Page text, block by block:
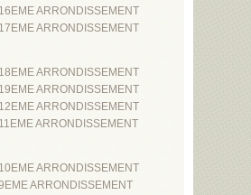
ARRONDISSEMENT
ARRONDISSEMENT
ARRONDISSEMENT
ARRONDISSEMENT
ARRONDISSEMENT
ARRONDISSEMENT
ARRONDISSEMENT
ARRONDISSEMENT